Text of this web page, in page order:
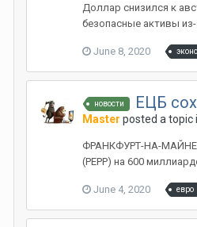
Доллар снизился к
безопасные активы
June 8, 2020
новости ЕЦБ
Master posted a topic
ФРАНКФУРТ-НА-МАЙНЕ
(PEPP) на 600
June 4, 2020 евро